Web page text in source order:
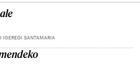
IGEREGI SANTAMARIA